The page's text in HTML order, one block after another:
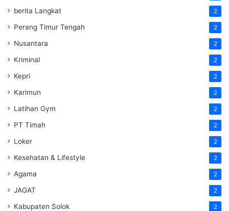
berita Langkat 2
Perang Timur Tengah 2
Nusantara 2
Kriminal 2
Kepri 2
Karimun 2
Latihan Gym 2
PT Timah 2
Loker 2
Kesehatan & Lifestyle 2
Agama 2
JAGAT 2
Kabupaten Solok 2